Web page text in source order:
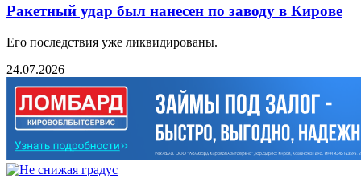
Ракетный удар был нанесен по заводу в Кирове
Его последствия уже ликвидированы.
24.07.2026